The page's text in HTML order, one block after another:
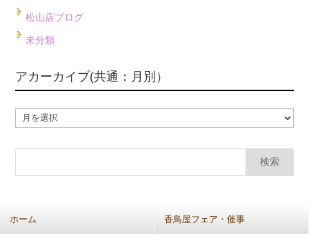
松山店ブログ
未分類
アカーカイブ(共通：月別）
ア
カ
ー
イ
通：
ホーム 香鳥屋フェア・催事